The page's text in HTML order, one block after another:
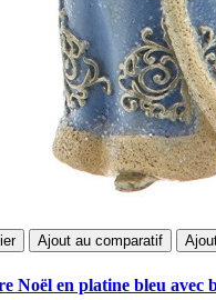
Ajout au comparatif
Noël en platine bleu avec